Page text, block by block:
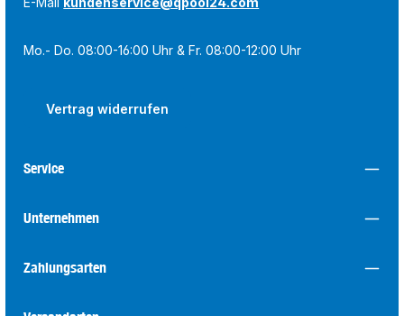
Mo.- Do. 08:00-16:00 Uhr & Fr. 08:00-12:00 Uhr
Vertrag widerrufen
Service
Unternehmen
Zahlungsarten